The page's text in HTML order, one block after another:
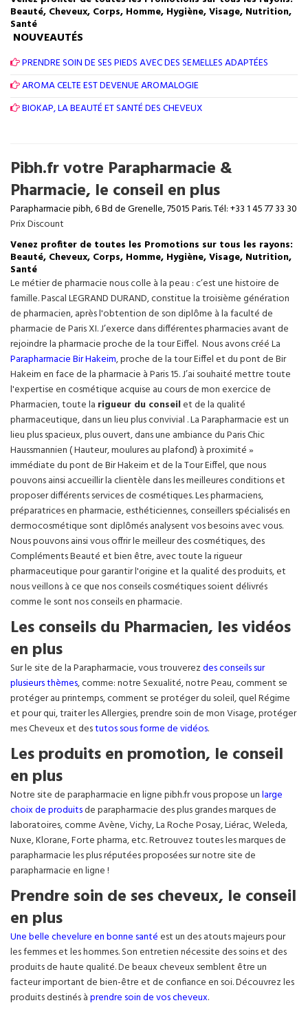
Beauté, Cheveux, Corps, Homme, Hygiène, Visage, Nutrition,
Santé
NOUVEAUTÉS
PRENDRE SOIN DE SES PIEDS AVEC DES SEMELLES ADAPTÉES
AROMA CELTE EST DEVENUE AROMALOGIE
BIOKAP, LA BEAUTÉ ET SANTÉ DES CHEVEUX
Pibh.fr votre Parapharmacie &
Pharmacie, le conseil en plus
Parapharmacie pibh, 6 Bd de Grenelle, 75015 Paris. Tél: +33 1 45 77 33 30
Prix Discount
Venez profiter de toutes les Promotions sur tous les rayons:
Beauté, Cheveux, Corps, Homme, Hygiène, Visage, Nutrition,
Santé
Le métier de pharmacie nous colle à la peau : c’est une histoire de
famille. Pascal LEGRAND DURAND, constitue la troisième génération
de pharmacien, après l'obtention de son diplôme à la faculté de
pharmacie de Paris XI. J’exerce dans différentes pharmacies avant de
rejoindre la pharmacie proche de la tour Eiffel. Nous avons créé La
Parapharmacie Bir Hakeim, proche de la tourEiffelet du pont de Bir
Hakeim en face de la pharmacie à Paris 15. J’ai souhaité mettre toute
l'expertise en cosmétique acquise au cours de mon exercice de
Pharmacien, toute la rigueur du conseilet de la qualité
pharmaceutique, dans un lieu plus convivial . La Parapharmacie est un
lieu plus spacieux, plus ouvert, dans une ambiance du Paris Chic
Haussmannien ( Hauteur, moulures au plafond) à proximité »
immédiate du pont de Bir Hakeim et de la Tour Eiffel, que nous
pouvons ainsi accueillir la clientèle dans les meilleures conditions et
proposer différents services de cosmétiques. Les pharmaciens,
préparatrices en pharmacie, esthéticiennes, conseillers spécialisés en
dermocosmétique sont diplômés analysent vos besoins avec vous.
Nous pouvons ainsi vous offrir le meilleur des cosmétiques, des
Compléments Beauté et bien être, avec toute la rigueur
pharmaceutique pour garantir l'origine et la qualité des produits, et
nous veillons à ce que nos conseils cosmétiques soient délivrés
comme le sont nos conseils en pharmacie.
Les conseils du Pharmacien, les vidéos
en plus
Sur le site de la Parapharmacie, vous trouverezdes conseils sur
plusieurs thèmes, comme: notre Sexualité, notre Peau, comment se
protéger au printemps, comment se protéger du soleil, quel Régime
et pour qui, traiter les Allergies, prendre soin de mon Visage, protéger
mes Cheveux et destutos sous forme de vidéos.
Les produits en promotion, le conseil
en plus
Notre site de parapharmacie en ligne pibh.fr vous propose unlarge
choix de produitsde parapharmacie des plus grandes marques de
laboratoires, comme Avène, Vichy, La Roche Posay, Liérac, Weleda,
Nuxe, Klorane, Forte pharma, etc. Retrouvez toutes les marques de
parapharmacie les plus réputées proposées sur notre site de
parapharmacie en ligne !
Prendre soin de ses cheveux, le conseil
en plus
Une belle chevelure en bonne santéest un des atouts majeurs pour
les femmes et les hommes. Son entretien nécessite des soins et des
produits de haute qualité. De beaux cheveux semblent être un
facteur important de bien-être et de confiance en soi. Découvrez les
produits destinés àprendre soin de vos cheveux.